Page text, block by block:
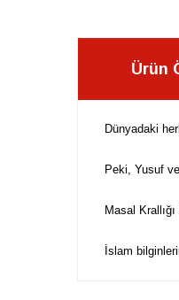
Ürün
Dünyadaki
Peki, Yusuf
Masal
İslam